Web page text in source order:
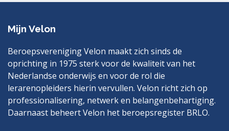
Mijn Velon
Beroepsvereniging Velon maakt zich sinds de
oprichting in 1975 sterk voor de kwaliteit van het
Nederlandse onderwijs en voor de rol die
lerarenopleiders hierin vervullen. Velon richt zich op
professionalisering, netwerk en belangenbehartiging.
Daarnaast beheert Velon het beroepsregister BRLO.